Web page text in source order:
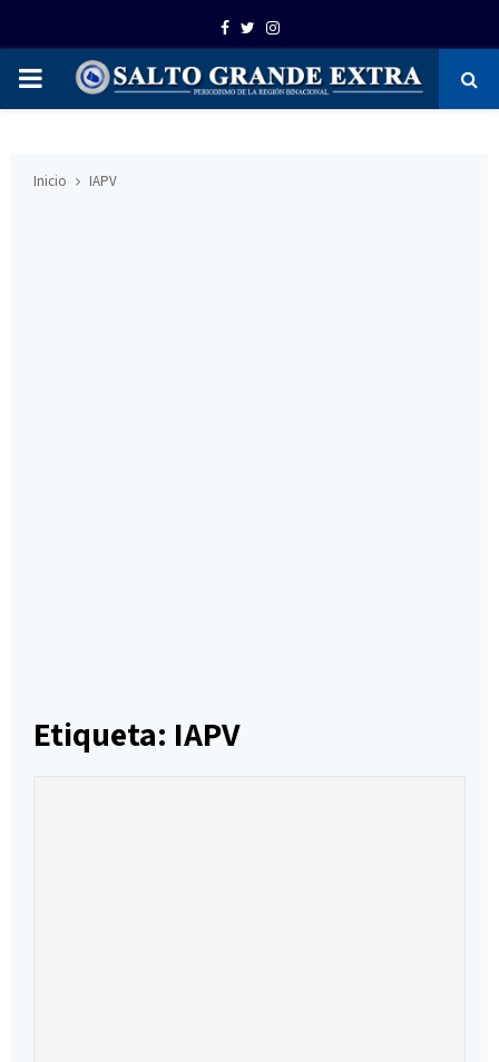
Facebook
TwitterInstagram
PRIMARY
Inicio IAPV
Etiqueta: IAPV